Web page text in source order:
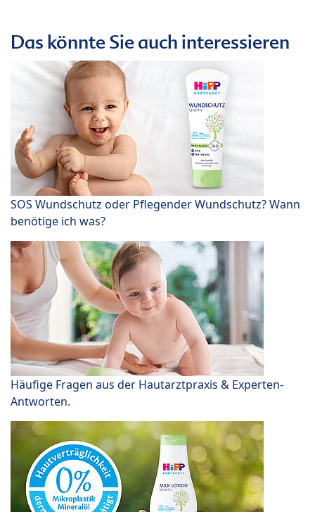
Das könnte Sie auch interessieren
SOS Wundschutz oder Pflegender Wundschutz? Wann
benötige ich was?
Häufige Fragen aus der Hautarztpraxis & Experten-
Antworten.